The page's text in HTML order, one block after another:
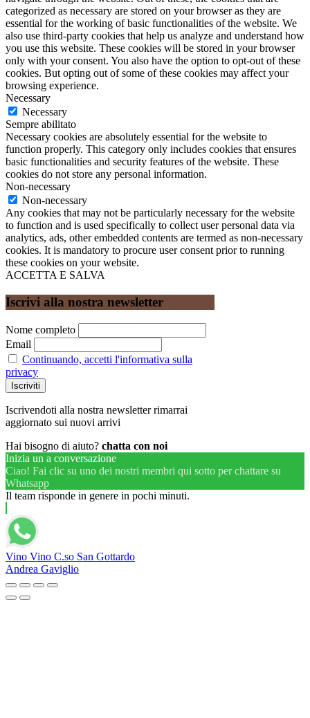
categorized as necessary are stored on your browser as they are
essential for the working of basic functionalities of the website. We
also use third-party cookies that help us analyze and understand how
you use this website. These cookies will be stored in your browser
only with your consent. You also have the option to opt-out of these
cookies. But opting out of some of these cookies may affect your
browsing experience.
Necessary
Necessary
Sempre abilitato
Necessary cookies are absolutely essential for the website to
function properly. This category only includes cookies that ensures
basic functionalities and security features of the website. These
cookies do not store any personal information.
Non-necessary
Non-necessary
Any cookies that may not be particularly necessary for the website
to function and is used specifically to collect user personal data via
analytics, ads, other embedded contents are termed as non-necessary
cookies. It is mandatory to procure user consent prior to running
these cookies on your website.
ACCETTA E SALVA
Iscrivi alla nostra newsletter
Nome completo
Email
Continuando, accetti l'informativa sulla
privacy
Iscrivendoti alla nostra newsletter rimarrai
aggiornato sui nuovi arrivi
Hai bisogno di aiuto? chatta con noi
Inizia un a conversazione
Ciao! Fai clic su uno dei nostri membri qui sotto per chattare su
Whatsapp
Il team risponde in genere in pochi minuti.
Vino Vino C.so San Gottardo
Andrea Gaviglio